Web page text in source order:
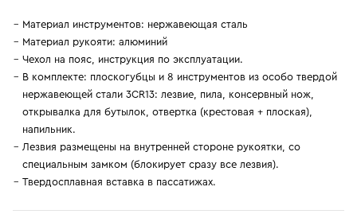
Материал инструментов: нержавеющая сталь
Материал рукояти: алюминий
Чехол на пояс, инструкция по эксплуатации.
В комплекте: плоскогубцы и 8 инструментов из особо твердой
нержавеющей стали 3CR13: лезвие, пила, консервный нож,
открывалка для бутылок, отвертка (крестовая + плоская),
напильник.
Лезвия размещены на внутренней стороне рукоятки, со
специальным замком (блокирует сразу все лезвия).
Твердосплавная вставка в пассатижах.